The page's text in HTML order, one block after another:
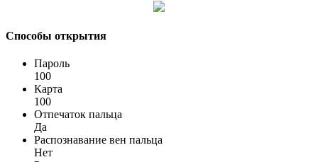
Способы открытия
Пароль
100
Карта
100
Отпечаток пальца
Да
Распознавание вен пальца
Нет